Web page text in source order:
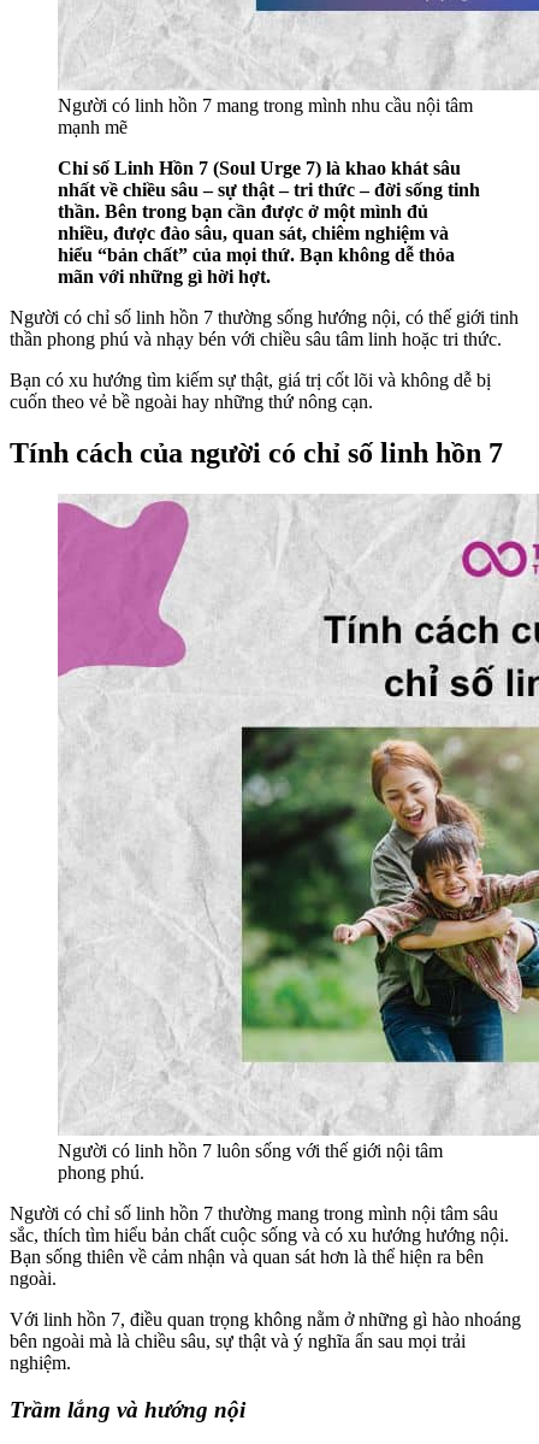
Người có linh hồn 7 mang trong mình nhu cầu nội tâm
mạnh mẽ
Chỉ số Linh Hồn 7 (Soul Urge 7) là khao khát sâu
nhất về chiều sâu – sự thật – tri thức – đời sống tinh
thần. Bên trong bạn cần được ở một mình đủ
nhiều, được đào sâu, quan sát, chiêm nghiệm và
hiểu “bản chất” của mọi thứ. Bạn không dễ thỏa
mãn với những gì hời hợt.
Người có chỉ số linh hồn 7 thường sống hướng nội, có thế giới tinh
thần phong phú và nhạy bén với chiều sâu tâm linh hoặc tri thức.
Bạn có xu hướng tìm kiếm sự thật, giá trị cốt lõi và không dễ bị
cuốn theo vẻ bề ngoài hay những thứ nông cạn.
Tính cách của người có chỉ số linh hồn 7
Người có linh hồn 7 luôn sống với thế giới nội tâm
phong phú.
Người có chỉ số linh hồn 7 thường mang trong mình nội tâm sâu
sắc, thích tìm hiểu bản chất cuộc sống và có xu hướng hướng nội.
Bạn sống thiên về cảm nhận và quan sát hơn là thể hiện ra bên
ngoài.
Với linh hồn 7, điều quan trọng không nằm ở những gì hào nhoáng
bên ngoài mà là chiều sâu, sự thật và ý nghĩa ẩn sau mọi trải
nghiệm.
Trầm lắng và hướng nội